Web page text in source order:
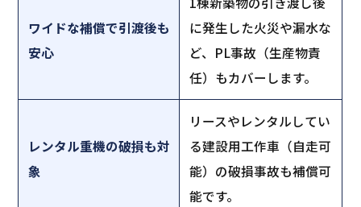
ワイドな補償で引渡後も
安心
に発生した火災や漏水な
ど、PL事故（生産物責
任）もカバーします。
レンタル重機の破損も対
象
リースやレンタルしてい
る建設用工作車（自走可
能）の破損事故も補償可
能です。